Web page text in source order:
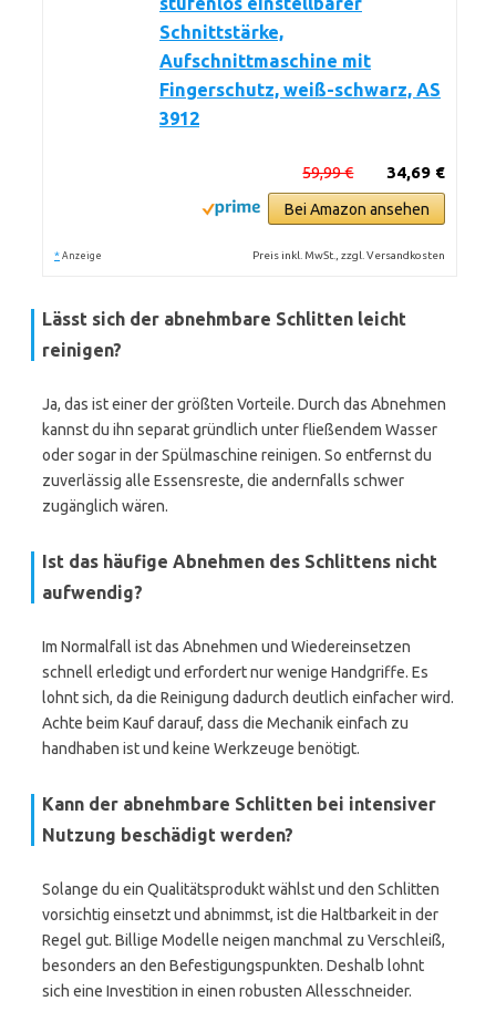
Schnittstärke,
Aufschnittmaschine mit
Fingerschutz, weiß-schwarz, AS
3912
34,69 €
59,99 €
Bei Amazon ansehen
* Anzeige Preis inkl. MwSt., zzgl. Versandkosten
Lässt sich der abnehmbare Schlitten leicht
reinigen?
Ja, das ist einer der größten Vorteile. Durch das Abnehmen
kannst du ihn separat gründlich unter fließendem Wasser
oder sogar in der Spülmaschine reinigen. So entfernst du
zuverlässig alle Essensreste, die andernfalls schwer
zugänglich wären.
Ist das häufige Abnehmen des Schlittens nicht
aufwendig?
Im Normalfall ist das Abnehmen und Wiedereinsetzen
schnell erledigt und erfordert nur wenige Handgriffe. Es
lohnt sich, da die Reinigung dadurch deutlich einfacher wird.
Achte beim Kauf darauf, dass die Mechanik einfach zu
handhaben ist und keine Werkzeuge benötigt.
Kann der abnehmbare Schlitten bei intensiver
Nutzung beschädigt werden?
Solange du ein Qualitätsprodukt wählst und den Schlitten
vorsichtig einsetzt und abnimmst, ist die Haltbarkeit in der
Regel gut. Billige Modelle neigen manchmal zu Verschleiß,
besonders an den Befestigungspunkten. Deshalb lohnt
sich eine Investition in einen robusten Allesschneider.